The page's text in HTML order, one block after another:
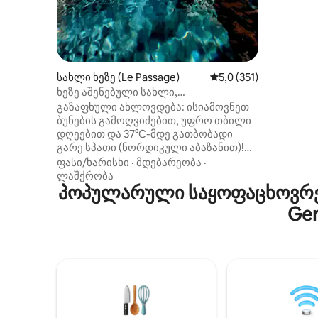
სახლი ხეზე (Le Passage) საშუალო შეფასებაა
5,0 (351)
ხეზე აშენებული სახლი,
კონდიციონერი, ხედი, პირადი ცხელი/
ცივი სპა
გაზაფხული ახლოვდება: ისიამოვნეთ
ბუნების გამოღვიძებით, უფრო თბილი
დღეებით და 37°C-მდე გათბობადი
გარე სპათი (ნორდიკული აბაზანით)!
თვალწარმტაცი ხედები, მყუდრო
ინტერიერი და ვიდეოპროექტორი.
იდეალური ადგილი ბუნებაში
დასასვენებლად და ენერგიის
საღამოთი“ (შამპანურით). იდეალურია
პარტნიორის გასაოცებლად!
(დეტალური ინფორმაცია და ფასები
ფასი/ხარისხი · მდებარეობა ·
ლაშქრობა
პოპულარული